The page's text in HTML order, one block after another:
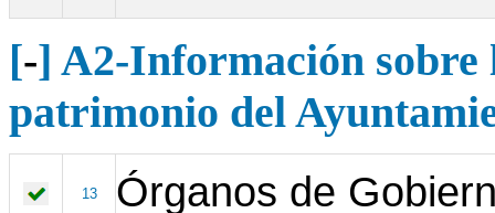
[-] A2-Información sobre
patrimonio del
13 Órganos de